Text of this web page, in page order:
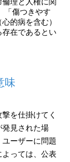
「傷つきやす
的病を含む）
在であるとい
味
を仕掛けてく
発見された場
ーザーに問題
っては、公表